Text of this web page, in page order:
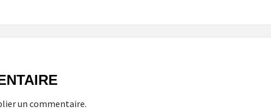
un commentaire.